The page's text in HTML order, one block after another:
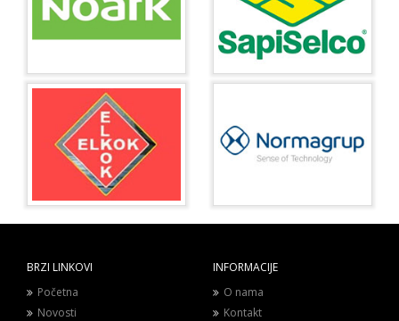
BRZI LINKOVI
Početna
Novosti
INFORMACIJE
O nama
Kontakt